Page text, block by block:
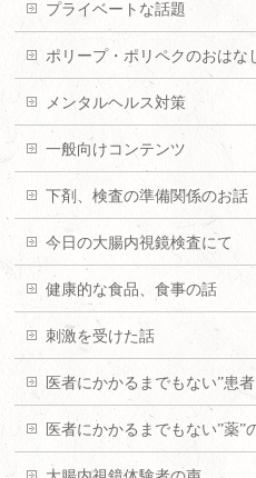
プライベートな話題
ポリープ・ポリペクのおはな
メンタルヘルス対策
一般向けコンテンツ
下剤、検査の準備関係のお話
今日の大腸内視鏡検査にて
健康的な食品、食事の話
刺激を受けた話
医者にかかるまでもない”患
医者にかかるまでもない”薬”